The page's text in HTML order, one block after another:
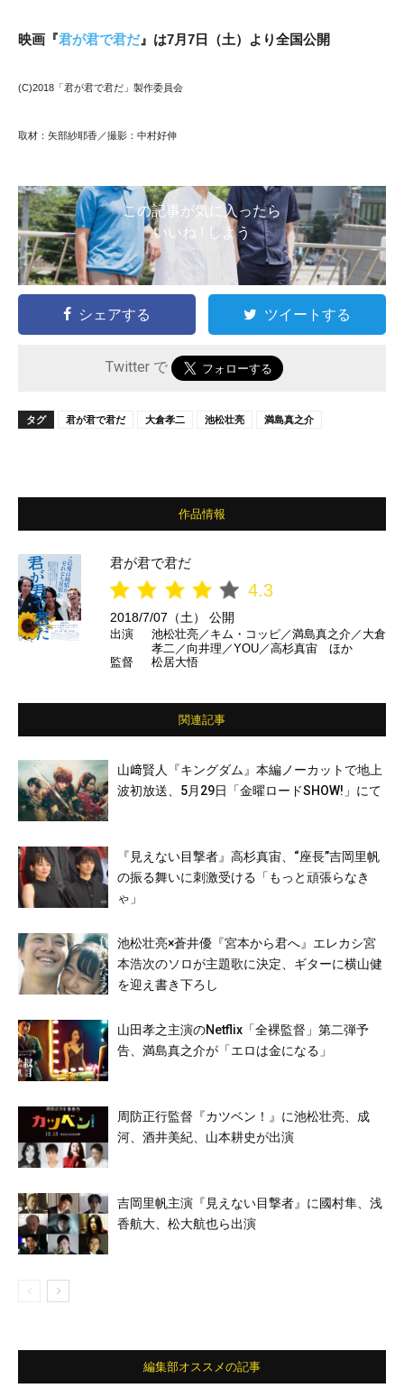
映画『君が君で君だ』は7月7 日（土）より全国公開
(C)2018「君が君で君だ」製作委員会
取材：矢部紗耶香／撮影：中村好伸
この記事が気に入ったら
いいね ! しよう
シェアする ツイートする
Twitter で
タグ 君が君で君だ 大倉孝二 池松壮亮 満島真之介
作品情報
君が君で君だ
4.3
2018/7/07（土） 公開
出演
池松壮亮／キム・コッピ／満島真之介／大倉
孝二／向井理／YOU／高杉真宙 ほか
監督
松居大悟
関連記事
山﨑賢人『キングダム』本編ノーカットで地上
波初放送、5月29日「金曜ロードSHOW!」にて
『見えない目撃者』高杉真宙、“座長”吉岡里帆
の振る舞いに刺激受ける「もっと頑張らなき
ゃ」
池松壮亮×蒼井優『宮本から君へ』エレカシ宮
本浩次のソロが主題歌に決定、ギターに横山健
を迎え書き下ろし
山田孝之主演のNetflix「全裸監督」第二弾予
告、満島真之介が「エロは金になる」
周防正行監督『カツベン！』に池松壮亮、成
河、酒井美紀、山本耕史が出演
吉岡里帆主演『見えない目撃者』に國村隼、浅
香航大、松大航也ら出演
編集部オススメの記事